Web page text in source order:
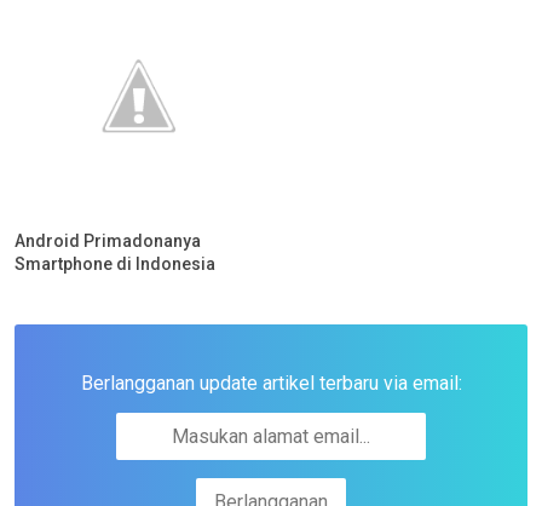
Android Primadonanya
Smartphone di Indonesia
Berlangganan update artikel terbaru via email: